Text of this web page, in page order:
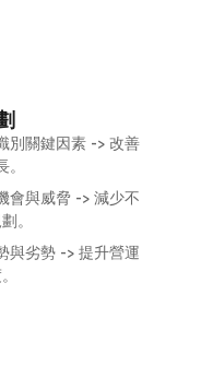
別關鍵因素 -> 改善
會與威脅 -> 減少不
。
與劣勢 -> 提升營運